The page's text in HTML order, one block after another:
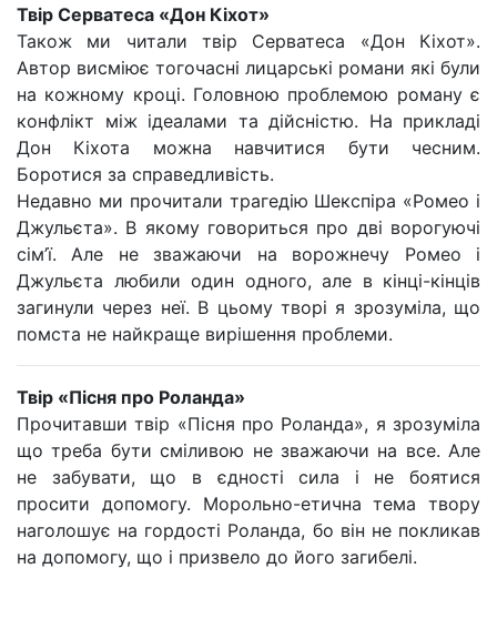
Твір Серватеса «Дон Кіхот»
Також ми читали твір Серватеса «Дон Кіхот».
Автор висміює тогочасні лицарські романи які були
на кожному кроці. Головною проблемою роману є
конфлікт між ідеалами та дійсністю. На прикладі
Дон Кіхота можна навчитися бути чесним.
Боротися за справедливість.
Недавно ми прочитали трагедію Шекспіра «Ромео і
Джульєта». В якому говориться про дві ворогуючі
сім’ї. Але не зважаючи на ворожнечу Ромео і
Джульєта любили один одного, але в кінці-кінців
загинули через неї. В цьому творі я зрозуміла, що
помста не найкраще вирішення проблеми.
Твір «Пісня про Роланда»
Прочитавши твір «Пісня про Роланда», я зрозуміла
що треба бути сміливою не зважаючи на все. Але
не забувати, що в єдності сила і не боятися
просити допомогу. Морольно-етична тема твору
наголошує на гордості Роланда, бо він не покликав
на допомогу, що і призвело до його загибелі.